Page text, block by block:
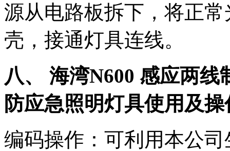
源从电路板拆下，将正
壳，接通灯具连线。
八、 海湾N600 感应两
防应急照明灯具使用及
编码操作：可利用本公